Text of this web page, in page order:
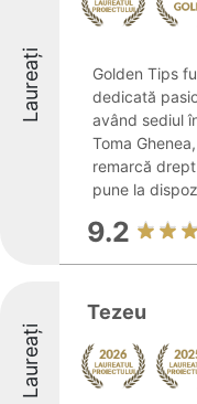
Laureați
Golden Tips
dedicată
având sediul
Toma
remarcă
pune la
9.2
Laureați
Tezeu